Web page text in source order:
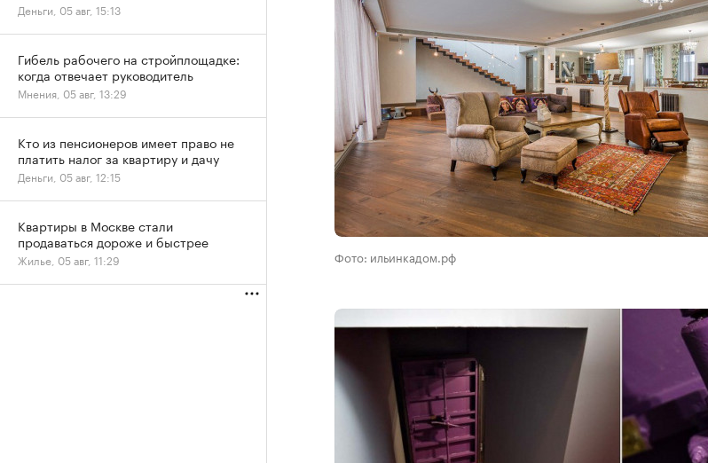
00:00
Фото: ильинкадом.рф
Деньги, 05 авг, 15:13
Гибель рабочего на стройплощадке:
когда отвечает руководитель
Мнения, 05 авг, 13:29
Кто из пенсионеров имеет право не
платить налог за квартиру и дачу
Деньги, 05 авг, 12:15
Квартиры в Москве стали
продаваться дороже и быстрее
Жилье, 05 авг, 11:29